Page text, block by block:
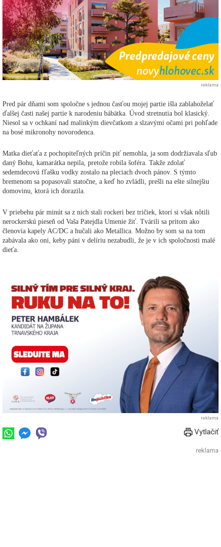
reklama
Pred pár dňami som spoločne s jednou časťou mojej partie išla zablahoželať
ďalšej časti našej partie k narodeniu bábätka. Úvod stretnutia bol klasický.
Niesol sa v ochkaní nad malinkým dievčatkom a slzavými očami pri pohľade
na bosé mikronohy novorodenca.
Matka dieťaťa z pochopiteľných príčin piť nemohla, ja som dodržiavala sľub
daný Bohu, kamarátka nepila, pretože robila šoféra. Takže zdolať
sedemdecovú fľašku vodky zostalo na pleciach dvoch pánov. S týmto
bremenom sa popasovali statočne, a keď ho zvládli, prešli na ešte silnejšiu
domovinu, ktorá ich dorazila.
V priebehu pár minút sa z nich stali rockeri bez tričiek, ktorí si však nôtili
nerockerskú pieseň od Vaša Patejdla Umenie žiť. Tvárili sa pritom ako
členovia kapely AC/DC a hučali ako Metallica. Možno by som sa na tom
zabávala ako oni, keby páni v delíriu nezabudli, že je v ich spoločnosti malé
dieťa.
reklama
Vytlačiť
reklama